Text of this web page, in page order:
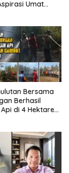
Umat
Bersama
Berhasil
di 4 Hektare